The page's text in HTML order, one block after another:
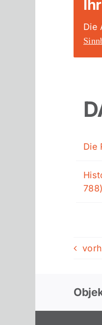
Die
Die
788)